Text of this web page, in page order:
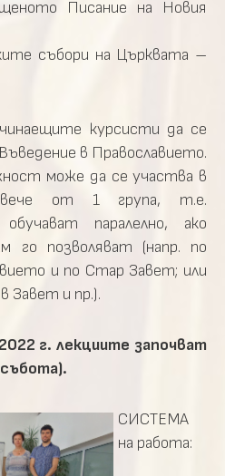
Писание на Новия
събори на Църквата –
курсисти да се
в Православието.
може да се участва в
от 1 група, т.е.
паралелно, ако
го позволяват (напр. по
и по Стар Завет; или
Завет и пр.).
г. лекциите започват
СИСТЕМА
на работа: